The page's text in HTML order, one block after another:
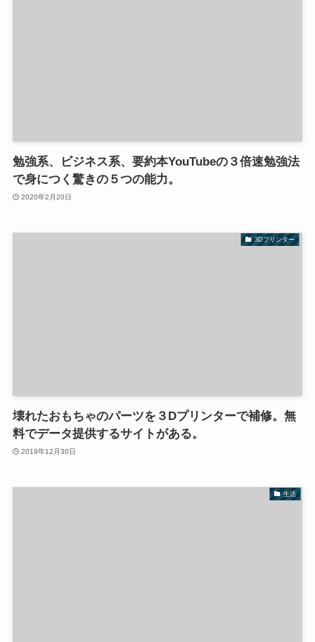
勉強系、ビジネス系、要約本YouTubeの３倍速勉強法
で身につく驚きの５つの能力。
2020年2月20日
3Dプリンター
壊れたおもちゃのパーツを３Dプリンターで補修。無
料でデータ提供するサイトがある。
2019年12月30日
生活